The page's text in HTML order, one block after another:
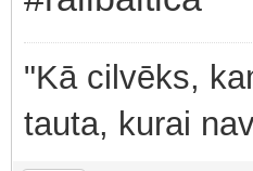
"Kā cilvēks,
tauta, kurai